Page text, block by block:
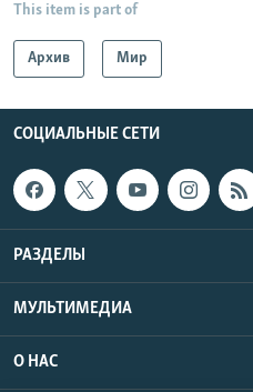
This item is part of
Архив Мир
СОЦИАЛЬНЫЕ СЕТИ
РАЗДЕЛЫ
МУЛЬТИМЕДИА
О НАС